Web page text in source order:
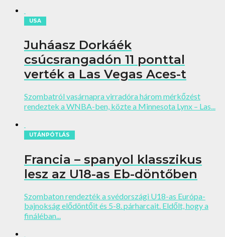
USA
Juháasz Dorkáék
csúcsrangadón 11 ponttal
verték a Las Vegas Aces-t
Szombatról vasárnapra virradóra három mérkőzést
rendeztek a WNBA-ben, közte a Minnesota Lynx – Las...
UTÁNPÓTLÁS
Francia – spanyol klasszikus
lesz az U18-as Eb-döntőben
Szombaton rendezték a svédországi U18-as Európa-
bajnokság elődöntőit és 5-8. párharcait. Eldőlt, hogy a
fináléban...